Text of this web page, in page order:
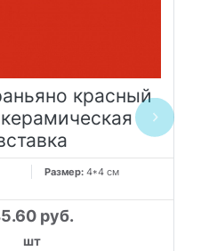
красный
Размер: 4*4 см
руб.
шт